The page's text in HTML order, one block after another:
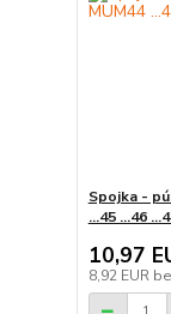
Spojka -
...45 ...46
10,97
8,92 EUR